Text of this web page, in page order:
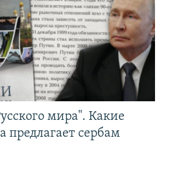
мира". Какие
предлагает сербам